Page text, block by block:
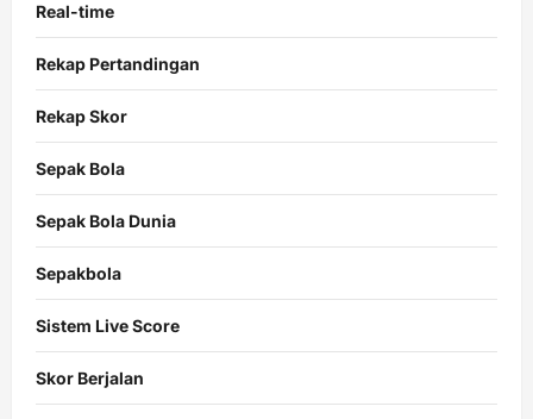
Real-time
Rekap Pertandingan
Rekap Skor
Sepak Bola
Sepak Bola Dunia
Sepakbola
Sistem Live Score
Skor Berjalan